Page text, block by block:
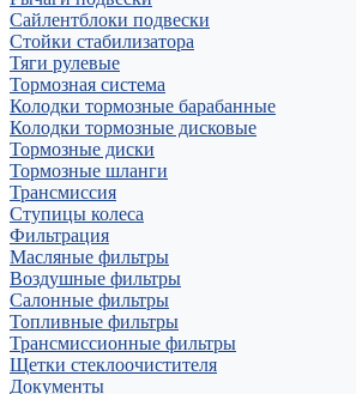
Сайлентблоки подвески
Стойки стабилизатора
Тяги рулевые
Тормозная система
Колодки тормозные барабанные
Колодки тормозные дисковые
Тормозные диски
Тормозные шланги
Трансмиссия
Ступицы колеса
Фильтрация
Масляные фильтры
Воздушные фильтры
Салонные фильтры
Топливные фильтры
Трансмиссионные фильтры
Щетки стеклоочистителя
Документы